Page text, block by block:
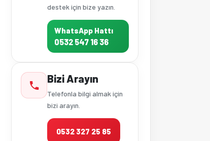
destek için bize yazın.
WhatsApp Hattı
0532 547 16 36
Bizi Arayın
Telefonla bilgi almak için
bizi arayın.
0532 327 25 85